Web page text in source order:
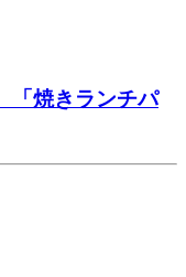
焼きランチパ